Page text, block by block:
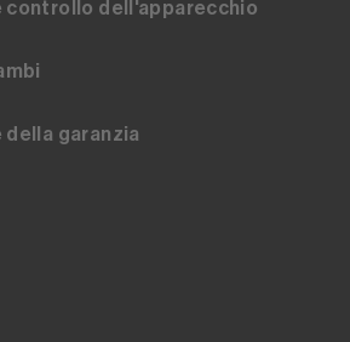
controllo dell'apparecchio
garanzia